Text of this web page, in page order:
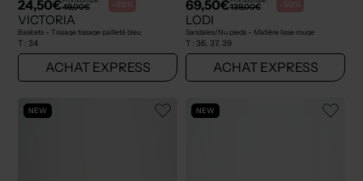
24,50€49,00€ -50%
VICTORIA
Baskets - Tissage tissage pailleté bleu
T : 34
ACHAT EXPRESS
69,50€139,00€ -50%
LODI
Sandales/Nu pieds - Matière lisse rouge
T : 36, 37, 39
ACHAT EXPRESS
NEW NEW